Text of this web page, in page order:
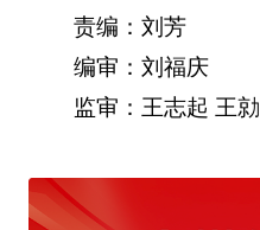
责编：刘芳
编审：刘福庆
监审：王志起 王勍